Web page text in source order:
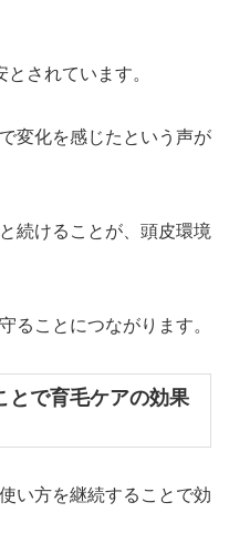
されています。
変化を感じたという声が
続けることが、頭皮環境
ることにつながります。
とで育毛ケアの効果
い方を継続することで効